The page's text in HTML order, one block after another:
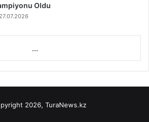
Oldu
27.07.2026
...
2026, TuraNews.kz